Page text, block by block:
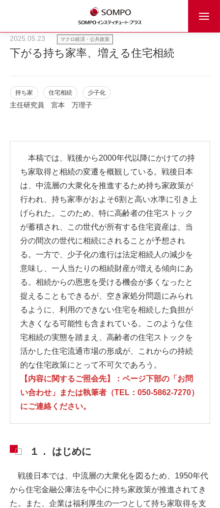
2025.05.23 マクロ経済・公共政策
下がる持ち家率、増える住宅相続
持ち家 住宅相続 少子化
主任研究員 宮本 万理子
本稿では、戦後から2000年代以降にかけての持
ち家取得と相続の変遷を概観している。戦後日本
は、中流層の大衆化を推進するため持ち家政策が
行われ、持ち家率がおよそ6割と高い水準に引き上
げられた。このため、特に高齢者の住宅ストック
が蓄積され、この世代が所有する住宅資産は、当
分の間次の世代に相続にされることが予想され
る。一方で、少子化の進行は法定相続人の減少を
意味し、一人当たりの相続財産が増える傾向にあ
る。相続からの恩恵を受ける機会が多くなったと
捉えることもできるが、空き家処分問題にみられ
るように、利用のできない住宅を相続した負担が
大きくなる可能性も含まれている。このような住
宅相続の実態を踏まえ、高齢者の住宅ストックを
活かした住宅流通市場の形成が、これからの持続
的な住宅政策にとって不可欠であろう。
【内容に関するご照会先】：ページ下部の「お問
い合わせ」または執筆者（TEL：050-5862-7270）
にご連絡ください。
１． はじめに
戦後日本では、中流層の大衆化を図るため、1950年代
から住宅金融公庫法を中心に持ち家政策が推進されてき
た。また、企業は福利厚生の一つとして持ち家取得を支